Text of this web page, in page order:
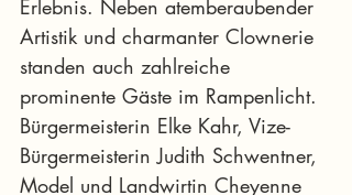
Erlebnis. Neben atemberaubender
Artistik und charmanter Clownerie
standen auch zahlreiche
prominente Gäste im Rampenlicht.
Bürgermeisterin Elke Kahr, Vize-
Bürgermeisterin Judith Schwentner,
Model und Landwirtin Cheyenne